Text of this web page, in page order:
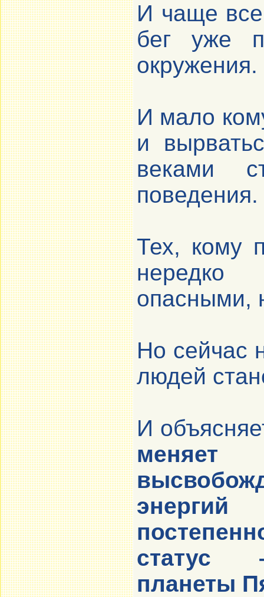
И чаще
бег уже
окружения.
И мало
и
веками
поведения.
Тех, кому
нередко
опасными,
Но сейчас
людей
И
статус
планеты